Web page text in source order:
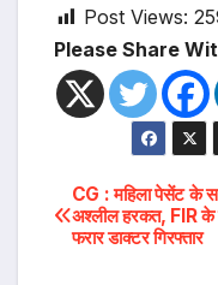
Post Views:
Please Share
Post
CG : महिला पेसेंट के
अश्लील हरकत, FIR के
फरार डाक्टर गिरफ्तार